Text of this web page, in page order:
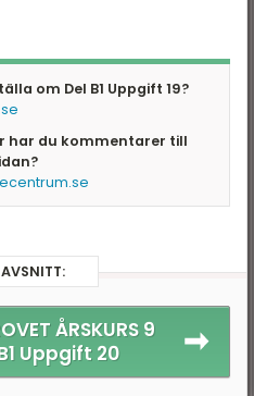
om Del B1 Uppgift 19?
har du kommentarer till
ÅRSKURS 9
Uppgift 20